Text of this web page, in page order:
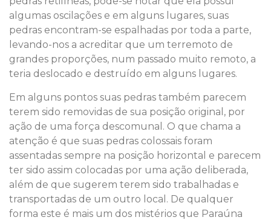
algumas oscilações e em alguns lugares, suas
pedras encontram-se espalhadas por toda a parte,
levando-nos a acreditar que um terremoto de
grandes proporções, num passado muito remoto, a
teria deslocado e destruído em alguns lugares.
Em alguns pontos suas pedras também parecem
terem sido removidas de sua posição original, por
ação de uma força descomunal. O que chama a
atenção é que suas pedras colossais foram
assentadas sempre na posição horizontal e parecem
ter sido assim colocadas por uma ação deliberada,
além de que sugerem terem sido trabalhadas e
transportadas de um outro local. De qualquer
forma este é mais um dos mistérios que Paraúna